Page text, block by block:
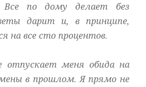
по дому делает без
дарит и, в принципе,
на все сто процентов.
отпускает меня обида на
в прошлом. Я прямо не